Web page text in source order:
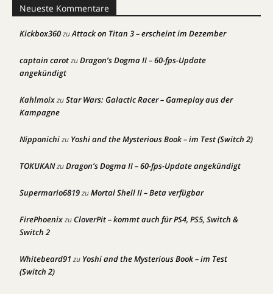
Neueste Kommentare
Kickbox360zuAttack on Titan 3 – erscheint im Dezember
captain carotzuDragon’s Dogma II – 60-fps-Update
angekündigt
KahlmoixzuStar Wars: Galactic Racer – Gameplay aus der
Kampagne
Nipponichizu Yoshi and the Mysterious Book – im Test (Switch 2)
TOKUKANzuDragon’s Dogma II – 60-fps-Update angekündigt
Supermario6819zuMortal Shell II – Beta verfügbar
FirePhoenixzuCloverPit – kommt auch für PS4, PS5, Switch &
Switch 2
Whitebeard91 zu Yoshi and the Mysterious Book – im Test
(Switch 2)